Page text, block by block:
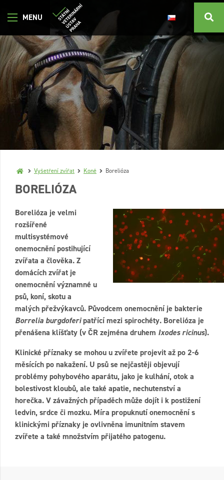
Vyšetření zvířat Koně Borelióza
BORELIÓZA
Borelióza je velmi
rozšířené
multisystémové
onemocnění postihující
zvířata a člověka. Z
domácích zvířat je
onemocnění významné u
psů, koní, skotu a
malých přežvýkavců. Původcem onemocnění je bakterie
Borrelia burgdoferipatřící mezi spirochéty. Borelióza je
přenášena klíšťaty (v ČR zejména druhem Ixodes ricinus).
Klinické příznaky se mohou u zvířete projevit až po 2-6
měsících po nakažení. U psů se nejčastěji objevují
problémy pohybového aparátu, jako je kulhání, otok a
bolestivost kloubů, ale také apatie, nechutenství a
horečka. V závažných případěch může dojít i k postižení
ledvin, srdce či mozku. Míra propuknutí onemocnění s
klinickými příznaky je ovlivněna imunitním stavem
zvířete a také množstvím přijatého patogenu.